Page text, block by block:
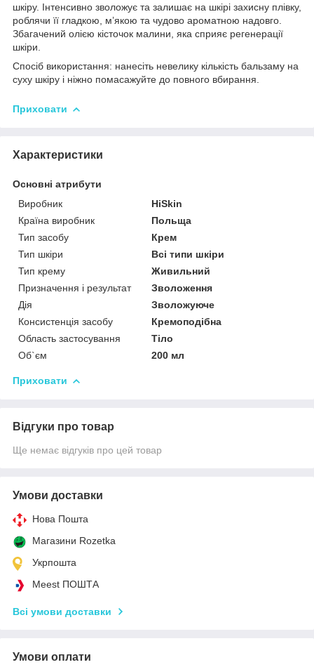
шкіру. Інтенсивно зволожує та залишає на шкірі захисну плівку,
роблячи її гладкою, м’якою та чудово ароматною надовго.
Збагачений олією кісточок малини, яка сприяє регенерації
шкіри.
Спосіб використання: нанесіть невелику кількість бальзаму на
суху шкіру і ніжно помасажуйте до повного вбирання.
Приховати
Характеристики
Основні атрибути
Виробник
HiSkin
Країна виробник
Польща
Тип засобу
Крем
Тип шкіри
Всі типи шкіри
Тип крему
Живильний
Призначення і результат
Зволоження
Дія
Зволожуюче
Консистенція засобу
Кремоподібна
Область застосування
Тіло
Об`єм
200 мл
Приховати
Відгуки про товар
Ще немає відгуків про цей товар
Умови доставки
Нова Пошта
Магазини Rozetka
Укрпошта
Meest ПОШТА
Всі умови доставки
Умови оплати